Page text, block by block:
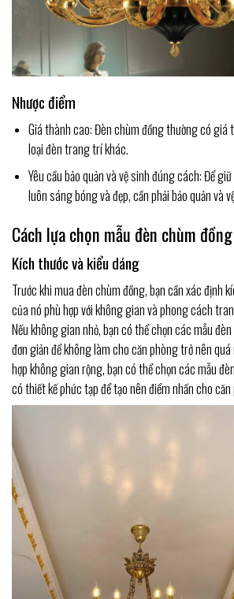
Nhược điểm
Giá thành cao: Đèn chùm đồng thường có giá
loại đèn trang trí khác.
Yêu cầu bảo quản và vệ sinh đúng cách: Để
luôn sáng bóng và đẹp, cần phải bảo quản và
Cách lựa chọn mẫu đèn chùm
Kích thước và kiểu dáng
Trước khi mua đèn chùm đồng, bạn cần xác định
của nó phù hợp với không gian và phong cách
Nếu không gian nhỏ, bạn có thể chọn các mẫu
đơn giản để không làm cho căn phòng trở nên
hợp không gian rộng, bạn có thể chọn các mẫu
có thiết kế phức tạp để tạo nên điểm nhấn cho